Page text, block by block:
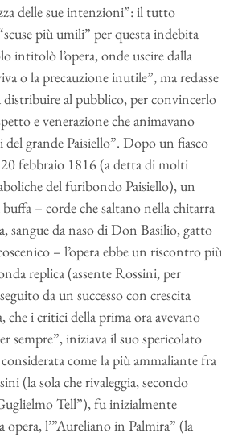
delle sue intenzioni”: il tutto
più umili” per questa indebita
intitolò l’opera, onde uscire dalla
o la precauzione inutile”, ma redasse
al pubblico, per convincerlo
e venerazione che animavano
grande Paisiello”. Dopo un fiasco
febbraio 1816 (a detta di molti
del furibondo Paisiello), un
– corde che saltano nella chitarra
sangue da naso di Don Basilio, gatto
– l’opera ebbe un riscontro più
replica (assente Rossini, per
da un successo con crescita
che i critici della prima ora avevano
sempre”, iniziava il suo spericolato
come la più ammaliante fra
(la sola che rivaleggia, secondo
Tell”), fu inizialmente
opera, l’”Aureliano in Palmira” (la